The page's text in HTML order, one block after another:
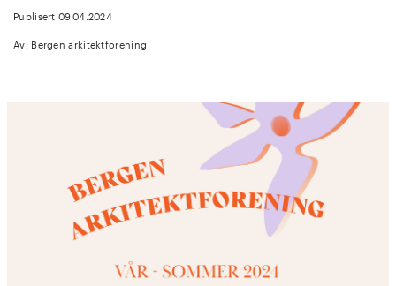
Publisert 09.04.2024
Av: Bergen arkitektforening